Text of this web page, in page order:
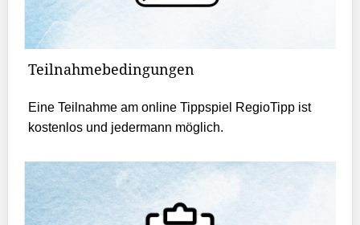
Teilnahmebedingungen
Eine Teilnahme am online Tippspiel RegioTipp ist
kostenlos und jedermann möglich.